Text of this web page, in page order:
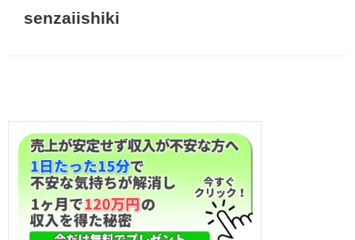
senzaiishiki